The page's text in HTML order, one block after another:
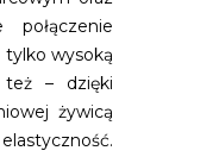
połączenie
tylko wysoką
też – dzięki
żywicą